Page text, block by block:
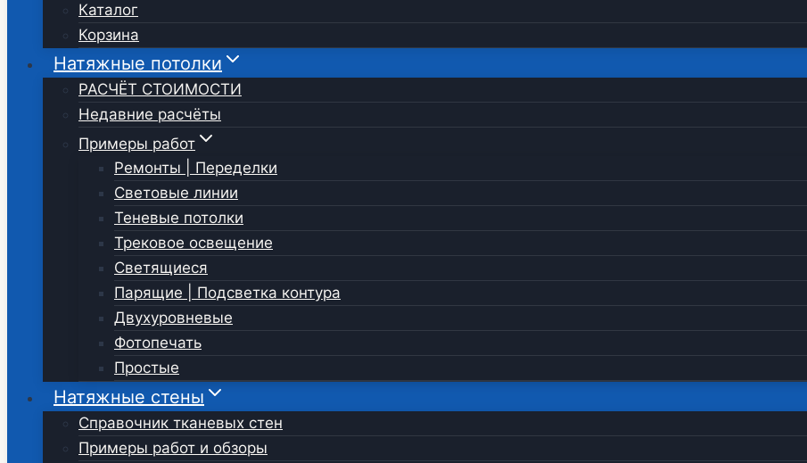
Каталог
Корзина
Натяжные потолки
РАСЧЁТ СТОИМОСТИ
Недавние расчёты
Примеры работ
Ремонты | Переделки
Световые линии
Теневые потолки
Трековое освещение
Светящиеся
Парящие | Подсветка контура
Двухуровневые
Фотопечать
Простые
Натяжные стены
Справочник тканевых стен
Примеры работ и обзоры